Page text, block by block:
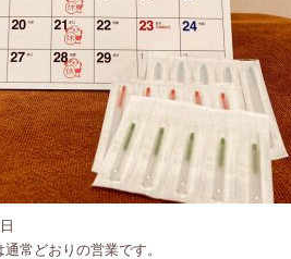
常どおりの営業です。